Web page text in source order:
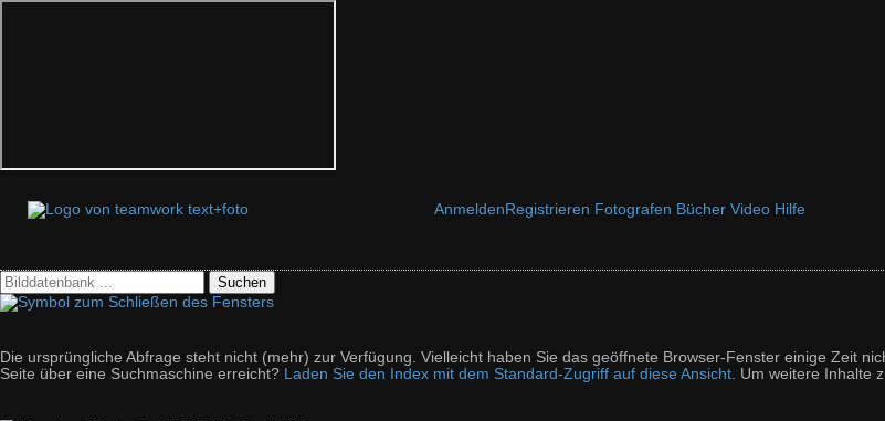
Anmelden Registrieren Fotografen Bücher Video Hilfe
Suchen
Die ursprüngliche Abfrage steht nicht (mehr) zur Verfügung. Vielleicht haben Sie das geöffnete Browser-Fenster einige Zeit
Seite über eine Suchmaschine erreicht? Laden Sie den Index mit dem Standard-Zugriff auf diese Ansicht. Um weitere Inhalte